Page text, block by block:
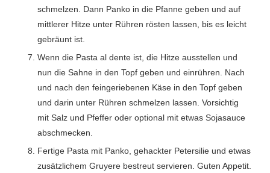
schmelzen. Dann Panko in die Pfanne geben und auf
mittlerer Hitze unter Rühren rösten lassen, bis es leicht
gebräunt ist.
Wenn die Pasta al dente ist, die Hitze ausstellen und
nun die Sahne in den Topf geben und einrühren. Nach
und nach den feingeriebenen Käse in den Topf geben
und darin unter Rühren schmelzen lassen. Vorsichtig
mit Salz und Pfeffer oder optional mit etwas Sojasauce
abschmecken.
Fertige Pasta mit Panko, gehackter Petersilie und etwas
zusätzlichem Gruyere bestreut servieren. Guten Appetit.